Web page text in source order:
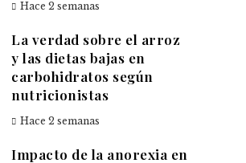
Hace 2 semanas
La verdad sobre el arroz
y las dietas bajas en
carbohidratos según
nutricionistas
Hace 2 semanas
Impacto de la anorexia en